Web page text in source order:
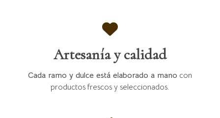
Artesanía y calidad
Cada ramo y dulce está elaborado a mano con
productos frescos y seleccionados.